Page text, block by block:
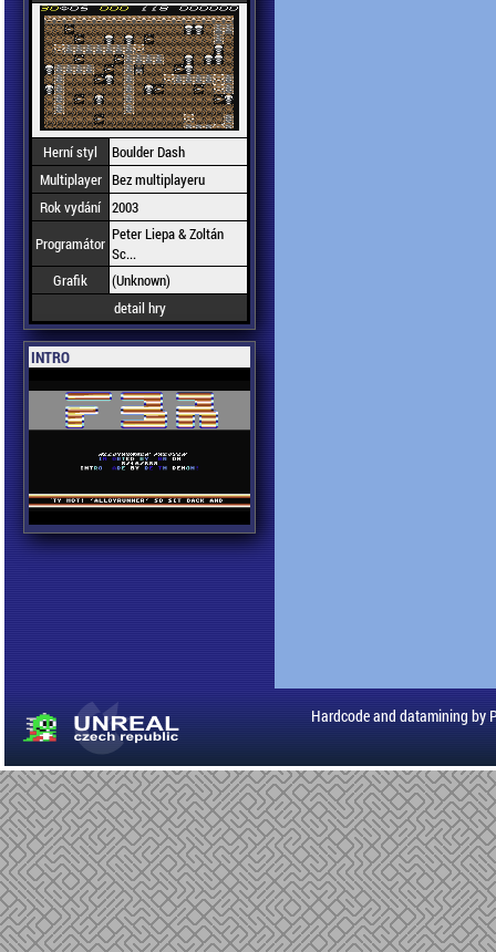
Herní styl
Boulder Dash
Multiplayer Bez multiplayeru
Rok vydání 2003
Programátor Peter Liepa & Zoltán
Sc...
Grafik
(Unknown)
detail hry
INTRO
Hardcode and datamining by